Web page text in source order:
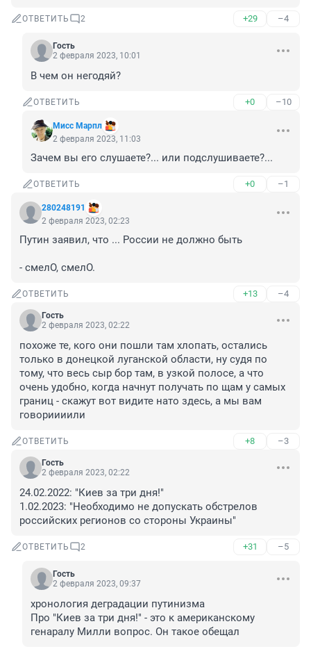
ОТВЕТИТЬ 2 +29 –4
Гость
2 февраля 2023, 10:01
В чем он негодяй?
ОТВЕТИТЬ +0 –10
Мисс Марпл
2 февраля 2023, 11:03
Зачем вы его слушаете?... или подслушиваете?...
ОТВЕТИТЬ +0 –1
280248191
2 февраля 2023, 02:23
Путин заявил, что ... России не должно быть
- смелО, смелО.
ОТВЕТИТЬ +13 –4
Гость
2 февраля 2023, 02:22
похоже те, кого они пошли там хлопать, остались
только в донецкой луганской области, ну судя по
тому, что весь сыр бор там, в узкой полосе, а что
очень удобно, когда начнут получать по щам у самых
границ - скажут вот видите нато здесь, а мы вам
говориииили
ОТВЕТИТЬ +8 –3
Гость
2 февраля 2023, 02:22
24.02.2022: "Киев за три дня!"
1.02.2023: "Необходимо не допускать обстрелов
российских регионов со стороны Украины"
ОТВЕТИТЬ 2 +31 –5
Гость
2 февраля 2023, 09:37
хронология деградации путинизма
Про "Киев за три дня!" - это к американскому
генаралу Милли вопрос. Он такое обещал